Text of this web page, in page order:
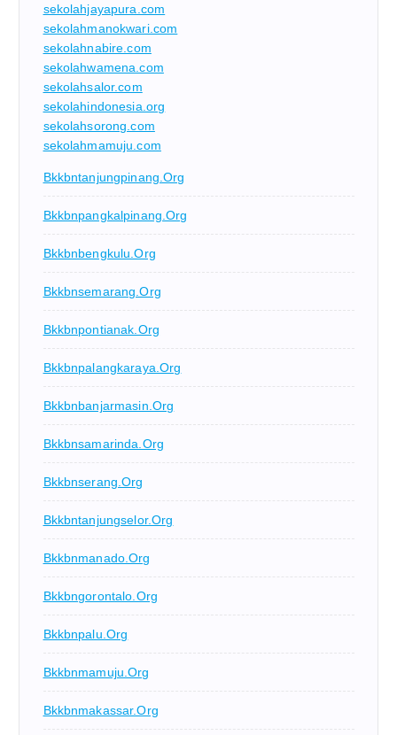
sekolahjayapura.com
sekolahmanokwari.com
sekolahnabire.com
sekolahwamena.com
sekolahsalor.com
sekolahindonesia.org
sekolahsorong.com
sekolahmamuju.com
Bkkbntanjungpinang.org
Bkkbnpangkalpinang.org
Bkkbnbengkulu.org
Bkkbnsemarang.org
Bkkbnpontianak.org
Bkkbnpalangkaraya.org
Bkkbnbanjarmasin.org
Bkkbnsamarinda.org
Bkkbnserang.org
Bkkbntanjungselor.org
Bkkbnmanado.org
Bkkbngorontalo.org
Bkkbnpalu.org
Bkkbnmamuju.org
Bkkbnmakassar.org